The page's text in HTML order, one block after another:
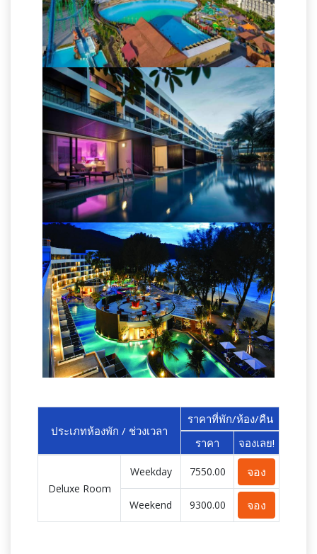
ประเภทห้องพัก / ช่วงเวลา
ราคาที่พัก/ห้อง/คืน
ราคา
จองเลย!
Deluxe Room
Weekday 7550.00 จอง
Weekend 9300.00 จอง